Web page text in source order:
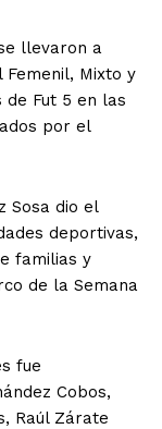
llevaron a
Mixto y
de Fut 5 en las
por el
Sosa dio el
deportivas,
familias y
de la Semana
fue
Cobos,
Raúl Zárate